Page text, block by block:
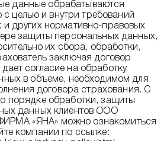
данные обрабатываются
с целью и внутри требований
и других нормативно-правовых
защиты персональных данных,
их сбора, обработки,
заключая договор
согласие на обработку
в объеме, необходимом для
договора страхования. С
порядке обработки, защиты
данных клиентов ООО
«ЯНА» можно ознакомиться
компании по ссылке: